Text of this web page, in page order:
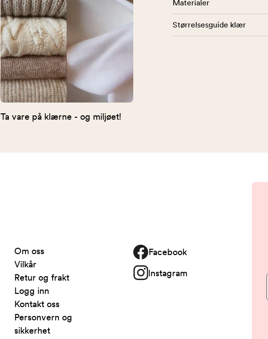
Ta vare på klærne - og miljøet!
Materialer
Størrelsesguide klær
Om oss
Vilkår
Retur og frakt
Logg inn
Kontakt oss
Personvern og
sikkerhet
Facebook
Instagram